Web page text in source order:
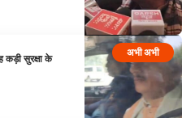
अभी अभी
कड़ी सुरक्षा के